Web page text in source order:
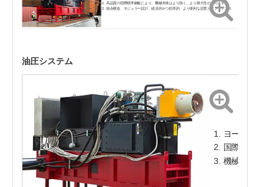
高品質の国際標準鋼板により、機械本体はより強く、より耐久性があります。
統合構造、モジュラー設計、経済的かつ効率的、より便利な設置とメンテナンス
油圧システム
ヨーロッパ
国際トップ
機械を24時